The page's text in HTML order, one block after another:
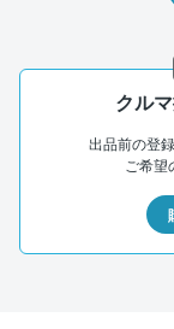
クル
出品前の登
ご希望